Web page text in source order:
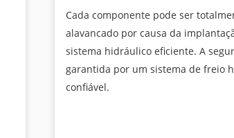
Cada componente pode ser
alavancado por causa da
sistema hidráulico eficiente. A
garantida por um sistema de freio
confiável.